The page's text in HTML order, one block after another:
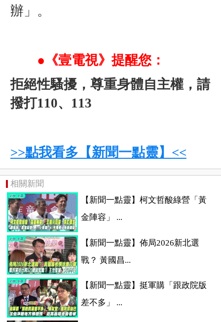
辦」。
●《壹電視》提醒您：
拒絕性騷擾，尊重身體自主權，請
撥打110、113
>>點我看多【新聞一點靈】<<
相關新聞
【新聞一點靈】柯文哲酸綠營「黃
金陣容」 ...
【新聞一點靈】佈局2026新北選
戰？ 黃國昌...
【新聞一點靈】挺軍購「跟政院版
差不多」 ...